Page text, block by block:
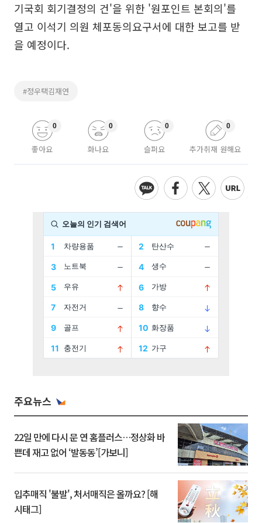
기국회 회기결정의 건'을 위한 '원포인트 본회의'를
열고 이석기 의원 체포동의요구서에 대한 보고를 받
을 예정이다.
#정우택김재연
좋아요
0
화나요
0
슬퍼요
0
추가취재 원해요
0
주요뉴스
22일 만에 다시 문 연 홈플러스…정상화 바
쁜데 재고 없어 ‘발동동’[가보니]
입추매직 '불발', 처서매직은 올까요? [해
시태그]